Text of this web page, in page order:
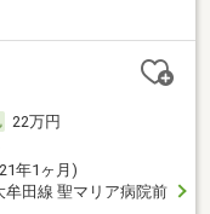
22万円
年1ヶ月)
牟田線 聖マリア病院前